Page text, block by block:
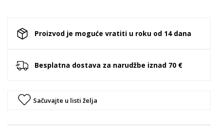
Proizvod je moguće vratiti u roku od 14 dana
Besplatna dostava za narudžbe iznad 70 €
Sačuvajte u listi želja